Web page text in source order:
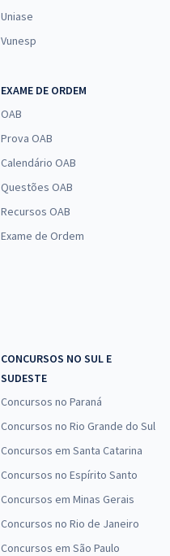
Uniase
Vunesp
EXAME DE ORDEM
OAB
Prova OAB
Calendário OAB
Questões OAB
Recursos OAB
Exame de Ordem
CONCURSOS NO SUL E
SUDESTE
Concursos no Paraná
Concursos no Rio Grande do Sul
Concursos em Santa Catarina
Concursos no Espírito Santo
Concursos em Minas Gerais
Concursos no Rio de Janeiro
Concursos em São Paulo